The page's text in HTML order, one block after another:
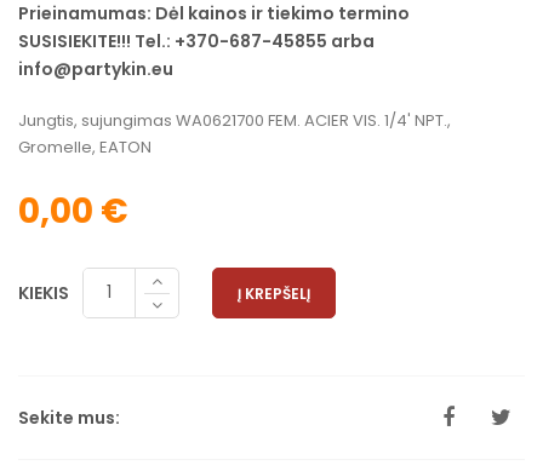
Prieinamumas: Dėl kainos ir tiekimo termino
SUSISIEKITE!!! Tel.: +370-687-45855 arba
info@partykin.eu
Jungtis, sujungimas WA0621700 FEM. ACIER VIS. 1/4' NPT.,
Gromelle, EATON
0,00 €
KIEKIS Į KREPŠELĮ
Sekite mus: